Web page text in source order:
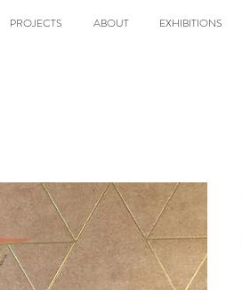
PROJECTS ABOUT EXHIBITIONS